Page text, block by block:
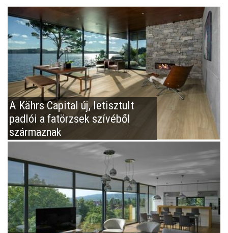
A Kährs Capital új, letisztult
padlói a fatörzsek szívéből
származnak